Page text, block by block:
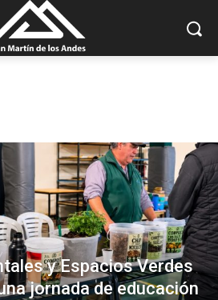
y Espacios Verdes
jornada de educación